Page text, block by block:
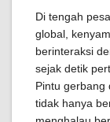
Di tengah
global,
berinteraksi
sejak detik
Pintu gerbang
tidak hanya